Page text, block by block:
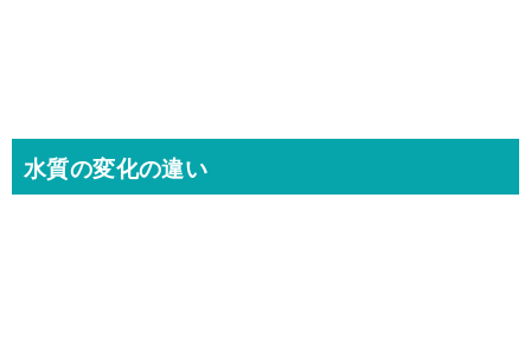
水質の変化の違い